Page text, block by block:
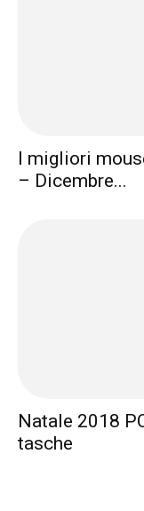
I migliori
– Dicembre...
Natale 2018
tasche